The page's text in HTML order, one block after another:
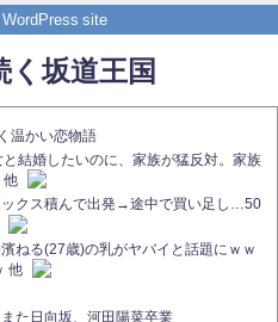
site
く坂道王国
温かい恋物語
結婚したいのに、家族が猛反対。家族
他
クス積んで出発→途中で買い足し…50
ねる(27歳)の乳がヤバイと話題にｗｗ
他
た日向坂、河田陽菜卒業